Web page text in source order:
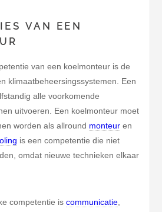
VAN EEN
van een koelmonteur is de
klimaatbeheersingssystemen. Een
alle voorkomende
uitvoeren. Een koelmonteur moet
worden als allround monteur en
is een competentie die niet
omdat nieuwe technieken elkaar
competentie iscommunicatie